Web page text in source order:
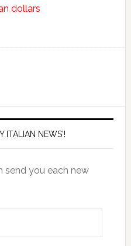
dollars
ITALIAN NEWS'!
send you each new